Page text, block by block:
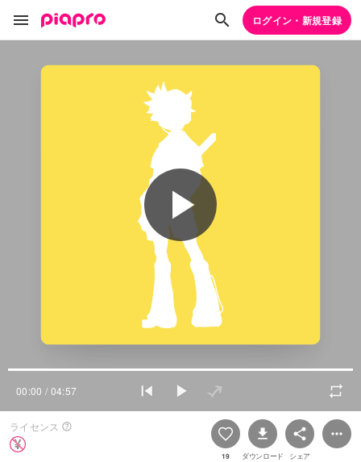
ログイン・新規登録
00:00 / 04:57
ライセンス
19 ダウンロード シェア